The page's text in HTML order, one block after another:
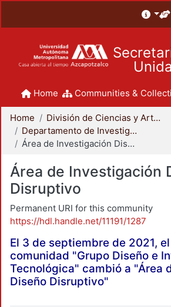
Home Communities &
Home
División de Ciencias y Artes para el Diseño
Departamento de Investigación y Conocimiento para el Diseño
Área de Investigación Diseño Disruptivo
Área de Investigación
Disruptivo
Permanent URI for this community
https://hdl.handle.net/11191/1287
El 3 de septiembre de 2021,
comunidad "Grupo Diseño e
Tecnológica" cambió a "Área
Diseño Disruptivo"